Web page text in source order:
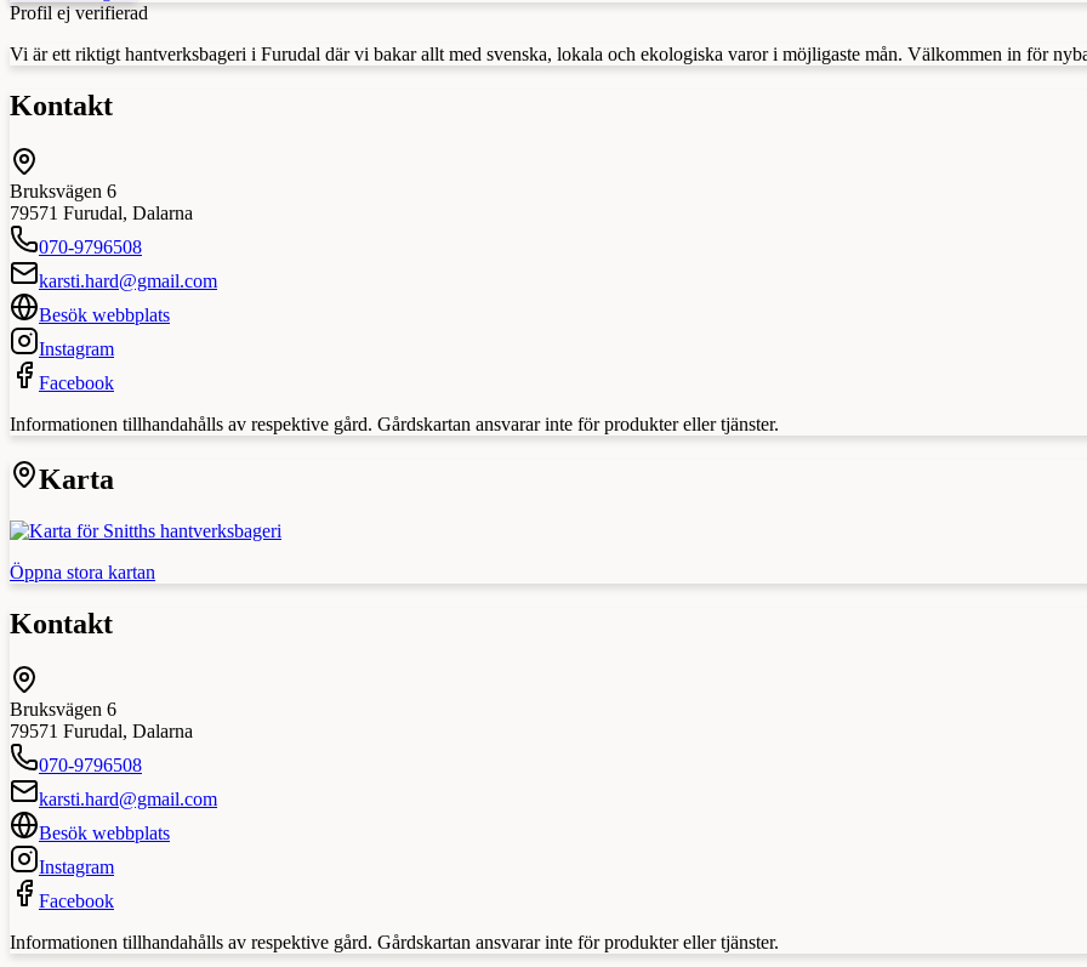
Profil ej verifierad
Vi är ett riktigt hantverksbageri i Furudal där vi bakar allt med svenska, lokala och ekologiska varor i möjligaste mån. Välkommen in för
Kontakt
Bruksvägen 6
79571 Furudal, Dalarna
070-9796508
karsti.hard@gmail.com
Besök webbplats
Instagram
Facebook
Informationen tillhandahålls av respektive gård. Gårdskartan ansvarar inte för produkter eller tjänster.
Karta
Öppna stora kartan
Kontakt
Bruksvägen 6
79571 Furudal, Dalarna
070-9796508
karsti.hard@gmail.com
Besök webbplats
Instagram
Facebook
Informationen tillhandahålls av respektive gård. Gårdskartan ansvarar inte för produkter eller tjänster.